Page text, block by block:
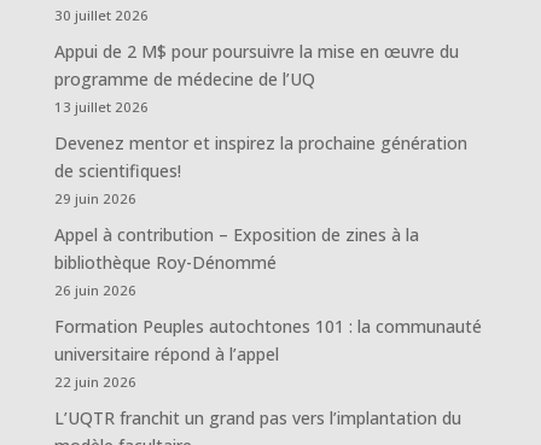
30 juillet 2026
Appui de 2 M$ pour poursuivre la mise en œuvre du
programme de médecine de l’UQ
13 juillet 2026
Devenez mentor et inspirez la prochaine génération
de scientifiques!
29 juin 2026
Appel à contribution – Exposition de zines à la
bibliothèque Roy-Dénommé
26 juin 2026
Formation Peuples autochtones 101 : la communauté
universitaire répond à l’appel
22 juin 2026
L’UQTR franchit un grand pas vers l’implantation du